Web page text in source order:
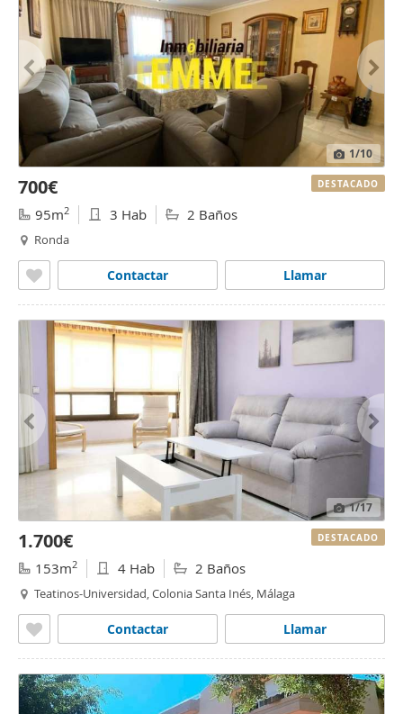
1/10
700€
95m2 3 Hab 2 Baños
Ronda
Llamar
Contactar
DESTACADO
1/17
1.700€
153m2 4 Hab 2 Baños
Teatinos-Universidad, Colonia Santa Inés, Málaga
Llamar
Contactar
DESTACADO